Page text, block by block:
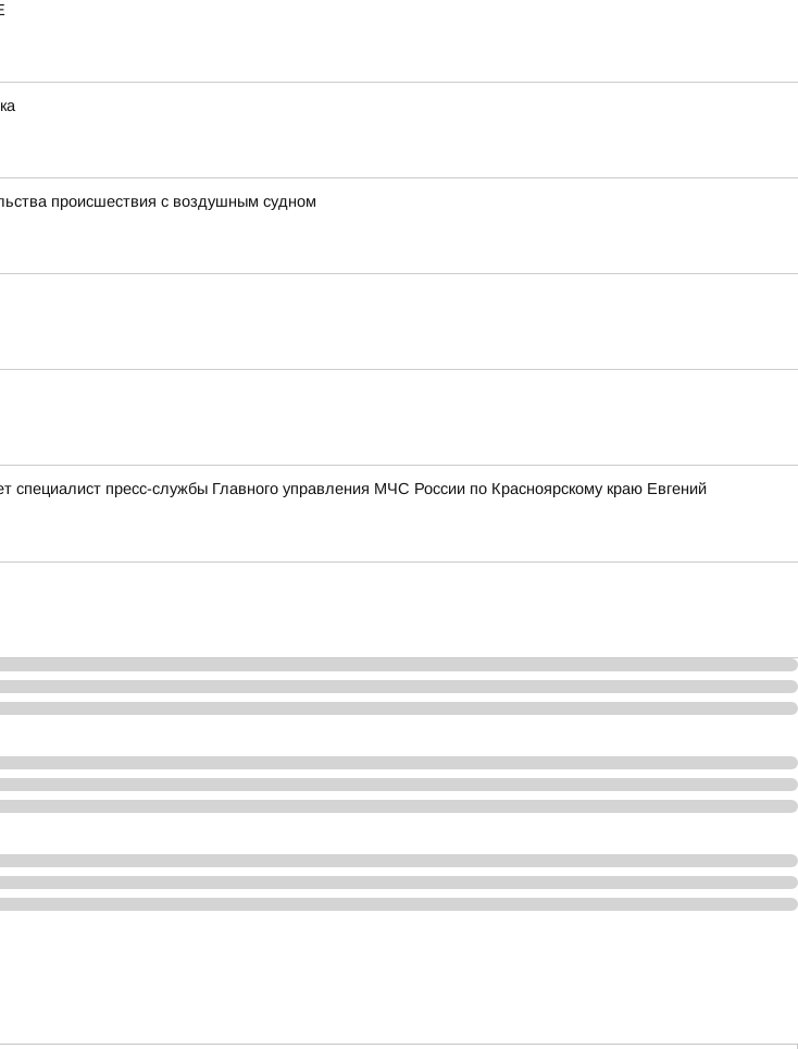
происшествия с воздушным судном
специалист пресс-службы Главного управления МЧС России по Красноярскому краю Евгений